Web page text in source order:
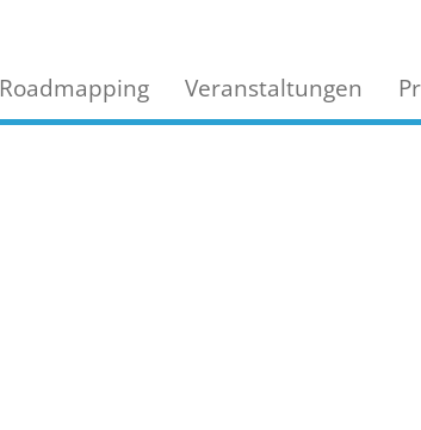
Roadmapping Veranstaltungen